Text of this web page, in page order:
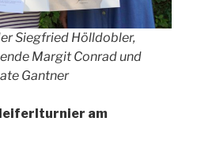
Siegfried Hölldobler,
Margit Conrad und
Gantner
am